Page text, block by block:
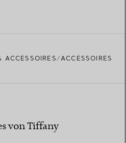
ACCESSOIRES ACCESSOIRES
von Tiffany